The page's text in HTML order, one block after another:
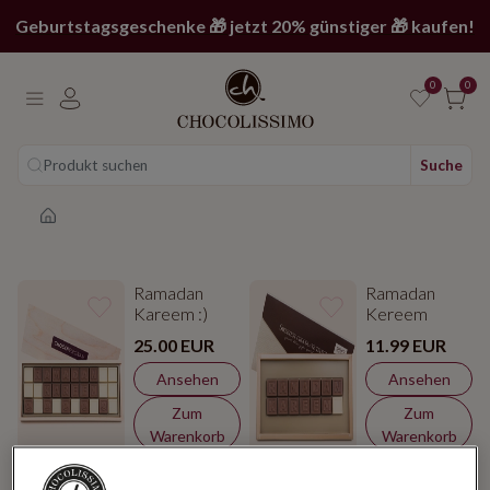
Geburtstagsgeschenke 🎁 jetzt 20% günstiger 🎁 kaufen!
0 0
Produkt suchen Suche
Ramadan
Kareem :)
25.00 EUR
Ansehen
Zum
Warenkorb
Ramadan
Kereem
11.99 EUR
Ansehen
Zum
Warenkorb